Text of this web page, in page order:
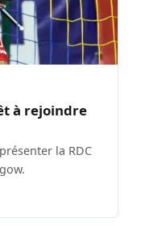
à rejoindre
la RDC